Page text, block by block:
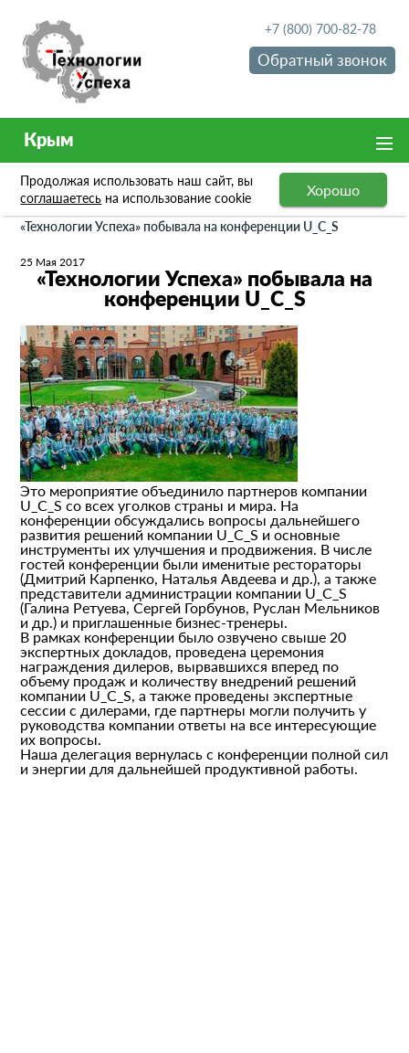
+7 (800) 700-82-78
Обратный звонок
Крым
Продолжая использовать наш сайт, вы
соглашаетесь на использование cookie Хорошо
Новости
«Технологии Успеха» побывала на конференции U_C_S
25 Мая 2017
«Технологии Успеха» побывала на
конференции U_C_S
Это мероприятие объединило партнеров компании
U_C_S со всех уголков страны и мира. На
конференции обсуждались вопросы дальнейшего
развития решений компании U_C_S и основные
инструменты их улучшения и продвижения. В числе
гостей конференции были именитые рестораторы
(Дмитрий Карпенко, Наталья Авдеева и др.), а также
представители администрации компании U_C_S
(Галина Ретуева, Сергей Горбунов, Руслан Мельников
и др.) и приглашенные бизнес-тренеры.
В рамках конференции было озвучено свыше 20
экспертных докладов, проведена церемония
награждения дилеров, вырвавшихся вперед по
объему продаж и количеству внедрений решений
компании U_C_S, а также проведены экспертные
сессии с дилерами, где партнеры могли получить у
руководства компании ответы на все интересующие
их вопросы.
Наша делегация вернулась с конференции полной сил
и энергии для дальнейшей продуктивной работы.